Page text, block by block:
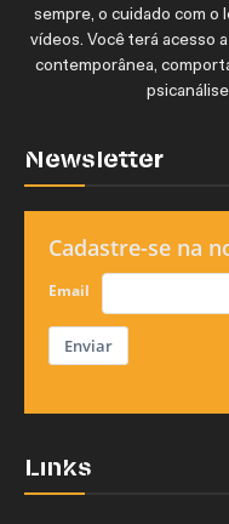
sempre, o cuidado com o
vídeos. Você terá acesso
contemporânea,
Newsletter
Cadastre-se na
Email
Enviar
Links